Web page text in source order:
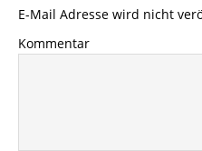
E-Mail Adresse wird nicht
Kommentar